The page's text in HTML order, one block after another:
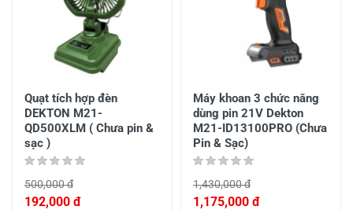
Quạt tích hợp đèn
DEKTON M21-
QD500XLM ( Chưa pin &
sạc )
500,000 đ
192,000 đ
Máy khoan 3 chức năng
dùng pin 21V Dekton
M21-ID13100PRO (Chưa
Pin & Sạc)
1,430,000 đ
1,175,000 đ